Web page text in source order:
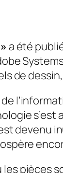
a été
de
s’est
devenu
les pièces